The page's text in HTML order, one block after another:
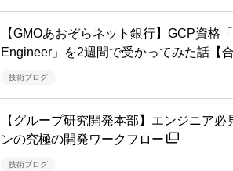
【GMOあおぞらネット銀行】GCP資格
Engineer」を2週間で受かってみた話【合
技術ブログ
【グループ研究開発本部】エンジニア
ンの究極の開発ワークフロー
技術ブログ